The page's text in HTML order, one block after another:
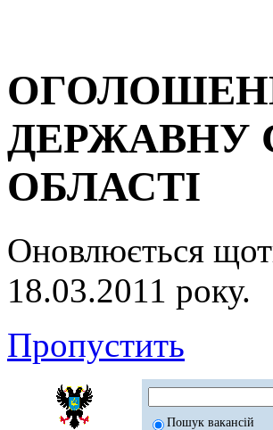
ДЕРЖАВНУ
ОБЛАСТІ
Оновлюється
18.03.2011 року.
Пропустить
Пошук вакансій